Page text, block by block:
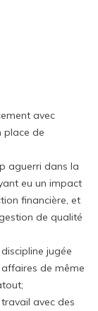
avec
place de
aguerri dans la
eu un impact
financière, et
de qualité
jugée
de même
avec des